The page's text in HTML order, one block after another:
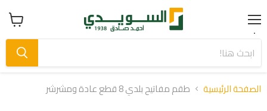
Menu عرض
سلة
الصفحة الرئيسية طقم مفاتيح بلدي 8 قطع عادة ومشرشر